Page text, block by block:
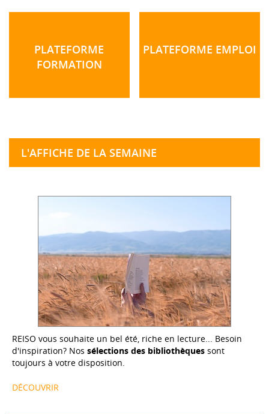
PLATEFORME
FORMATION
PLATEFORME EMPLOI
L'AFFICHE DE LA SEMAINE
REISO vous souhaite un bel été, riche en lecture... Besoin
d'inspiration? Nos sélections des bibliothèques sont
toujours à votre disposition.
DÉCOUVRIR